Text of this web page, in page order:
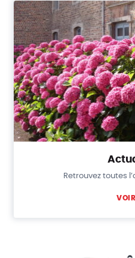
Retrouvez toutes
VOIR